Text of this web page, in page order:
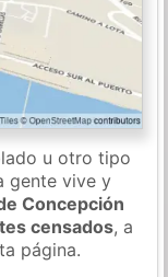
u otro tipo
gente vive y
Concepción
censados, a
página.